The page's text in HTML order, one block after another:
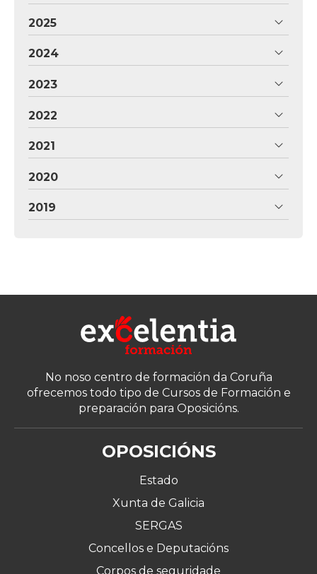
2025
2024
2023
2022
2021
2020
2019
No noso centro de formación da Coruña
ofrecemos todo tipo de Cursos de Formación e
preparación para Oposicións.
OPOSICIÓNS
Estado
Xunta de Galicia
SERGAS
Concellos e Deputacións
Corpos de seguridade